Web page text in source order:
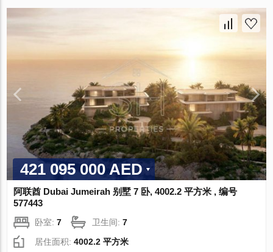
421 095 000 AED
阿联酋 Dubai Jumeirah 别墅 7 卧, 4002.2 平方米 , 编号
577443
卧室:7 卫生间:7
居住面积:4002.2 平方米